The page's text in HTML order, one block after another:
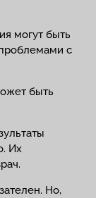
могут быть
с
быть
Их
Но,